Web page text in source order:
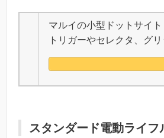
マルイの小型ドットサイ
トリガーやセレクタ、グ
スタンダード電動ライフ